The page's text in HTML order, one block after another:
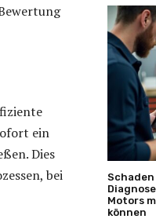
ein
Dies
bei
Motors
können